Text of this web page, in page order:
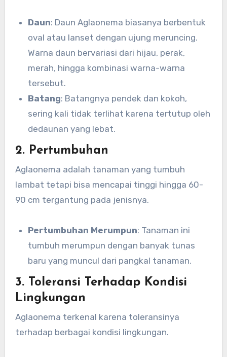
Daun: Daun Aglaonema biasanya berbentuk
oval atau lanset dengan ujung meruncing.
Warna daun bervariasi dari hijau, perak,
merah, hingga kombinasi warna-warna
tersebut.
Batang: Batangnya pendek dan kokoh,
sering kali tidak terlihat karena tertutup oleh
dedaunan yang lebat.
2. Pertumbuhan
Aglaonema adalah tanaman yang tumbuh
lambat tetapi bisa mencapai tinggi hingga 60-
90 cm tergantung pada jenisnya.
Pertumbuhan Merumpun: Tanaman ini
tumbuh merumpun dengan banyak tunas
baru yang muncul dari pangkal tanaman.
3. Toleransi Terhadap Kondisi
Lingkungan
Aglaonema terkenal karena toleransinya
terhadap berbagai kondisi lingkungan.